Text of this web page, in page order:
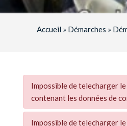
Accueil » Démarches »
Impossible de telecharger
contenant les données de
Impossible de telecharger